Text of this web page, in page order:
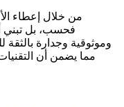
من خلال إعطاء
وموثوقية وجدارة بالثقة